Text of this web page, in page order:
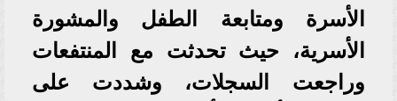
الأسرة ومتابعة الطفل والمشورة
الأسرية، حيث تحدثت مع المنتفعات
وراجعت السجلات، وشددت على